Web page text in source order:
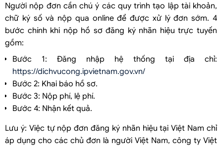
Người nộp đơn cần chú ý các quy trình tạo lập tài khoản,
chữ ký số và nộp qua online để được xử lý đơn sớm. 4
bước chính khi nộp hồ sơ đăng ký nhãn hiệu trực tuyến
gồm:
Bước 1: Đăng nhập hệ thống tại địa chỉ:
https://dichvucong.ipvietnam.gov.vn/
Bước 2: Khai báo hồ sơ.
Bước 3: Nộp phí, lệ phí.
Bước 4: Nhận kết quả.
Lưu ý: Việc tự nộp đơn đăng ký nhãn hiệu tại Việt Nam chỉ
áp dụng cho các chủ đơn là người Việt Nam, công ty Việt